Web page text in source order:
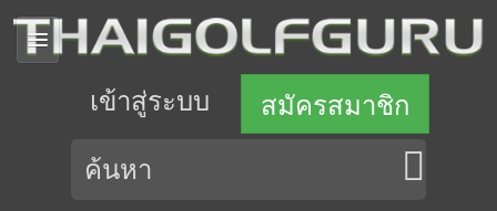
เข้าสู่ระบบ สมัครสมาชิก